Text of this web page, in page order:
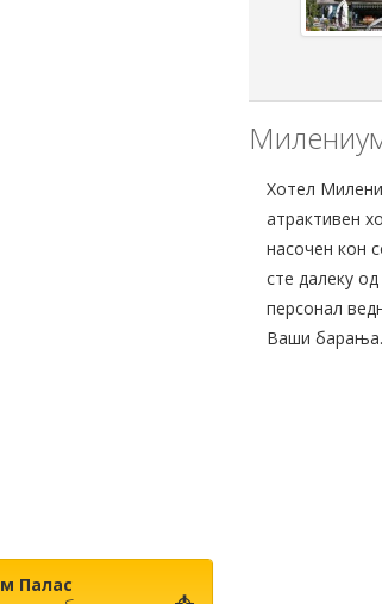
Палас
Хотел
атрактивен
насочен кон
сте далеку
персонал
Ваши барања.